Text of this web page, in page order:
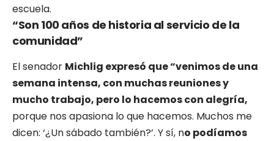
escuela.
“Son 100 años de historia al servicio de la
comunidad”
El senador Michlig expresó que “venimos de una
semana intensa, con muchas reuniones y
mucho trabajo, pero lo hacemos con alegría,
porque nos apasiona lo que hacemos. Muchos me
dicen: ‘¿Un sábado también?’. Y sí, no podíamos